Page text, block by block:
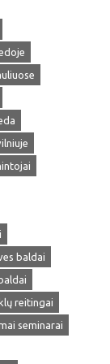
baldai
reitingai
seminarai